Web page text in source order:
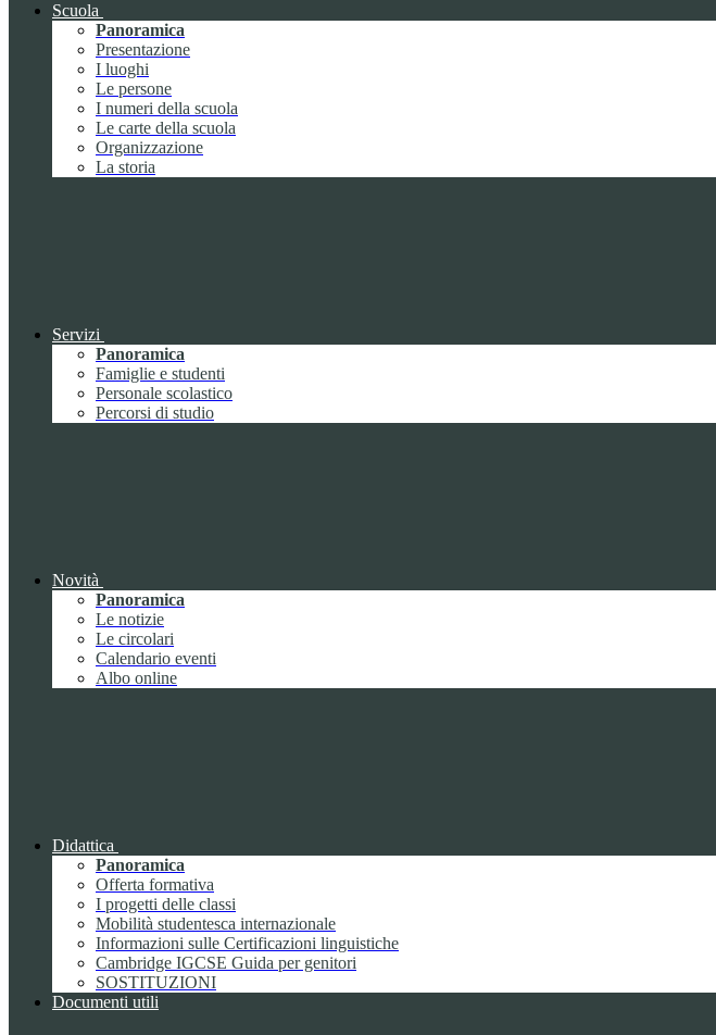
Scuola
Panoramica
Presentazione
I luoghi
Le persone
I numeri della scuola
Le carte della scuola
Organizzazione
La storia
Servizi
Panoramica
Famiglie e studenti
Personale scolastico
Percorsi di studio
Novità
Panoramica
Le notizie
Le circolari
Calendario eventi
Albo online
Didattica
Panoramica
Offerta formativa
I progetti delle classi
Mobilità studentesca internazionale
Informazioni sulle Certificazioni linguistiche
Cambridge IGCSE Guida per genitori
SOSTITUZIONI
Documenti utili